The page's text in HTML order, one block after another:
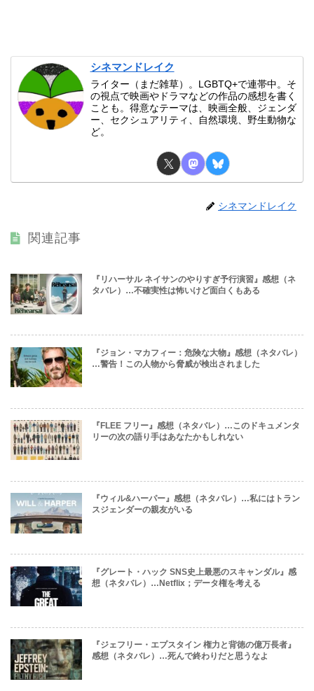
シネマンドレイク
ライター（まだ雑草）。LGBTQ+で連帯中。そ
の視点で映画やドラマなどの作品の感想を書く
ことも。得意なテーマは、映画全般、ジェンダ
ー、セクシュアリティ、自然環境、野生動物な
ど。
シネマンドレイク
関連記事
『リハーサル ネイサンのやりすぎ予行演習』感想（ネ
タバレ）…不確実性は怖いけど面白くもある
『ジョン・マカフィー：危険な大物』感想（ネタバレ）
…警告！この人物から脅威が検出されました
『FLEE フリー』感想（ネタバレ）…このドキュメンタ
リーの次の語り手はあなたかもしれない
『ウィル&ハーパー』感想（ネタバレ）…私にはトラン
スジェンダーの親友がいる
『グレート・ハック SNS史上最悪のスキャンダル』感
想（ネタバレ）…Netflix；データ権を考える
『ジェフリー・エプスタイン 権力と背徳の億万長者』
感想（ネタバレ）…死んで終わりだと思うなよ